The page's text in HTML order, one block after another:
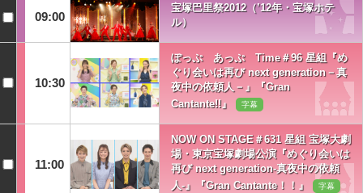
09:00
宝塚巴里祭2012（’12年・宝塚ホテ
ル）
10:30
ぽっぷ あっぷ Time＃96 星組『め
ぐり会いは再び next generation－真
夜中の依頼人－』『Gran
Cantante!!』
字幕
11:00
NOW ON STAGE＃631 星組 宝塚大劇
場・東京宝塚劇場公演『めぐり会いは
再び next generation‐真夜中の依頼
人‐』『Gran Cantante！！』
字幕